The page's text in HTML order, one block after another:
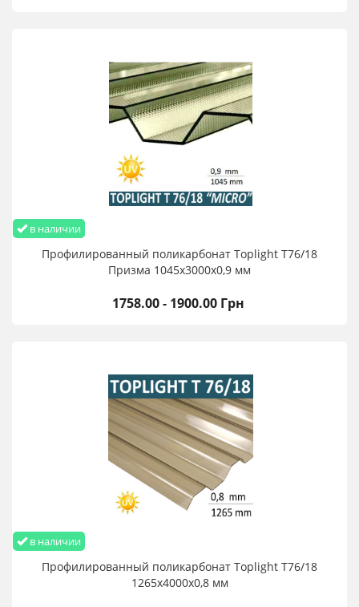
в наличии
Профилированный поликарбонат Toplight T76/18
Призма 1045х3000х0,9 мм
1758.00 - 1900.00 Грн
в наличии
Профилированный поликарбонат Toplight T76/18
1265х4000х0,8 мм